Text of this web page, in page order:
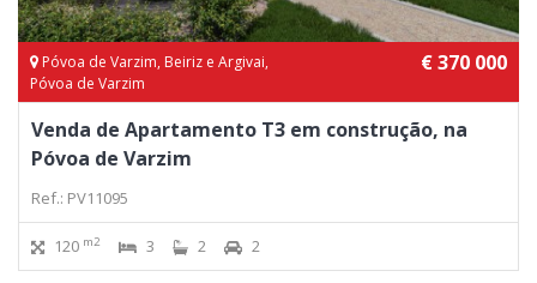
Póvoa de Varzim, Beiriz e Argivai,
Póvoa de Varzim
€ 370 000
Venda de Apartamento T3 em construção, na
Póvoa de Varzim
Ref.: PV11095
120 m2 3 2 2